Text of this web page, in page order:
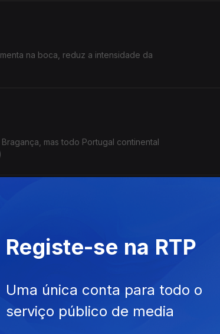
na boca, reduz a intensidade da
mas todo Portugal continental
financeiros persistentes, na entrada
atrofia do cérebro.
guias turísticos na Antártida a despedir-
decisão
Registe-se na RTP
Uma única conta para todo o
serviço público de media